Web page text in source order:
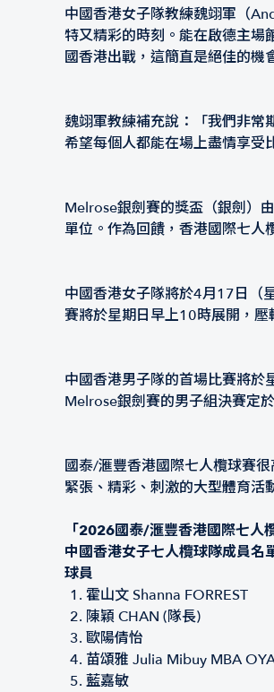
中國香港女子隊教練魏翊軍（
特又精彩的時刻。能在啟德主場
國香港出戰，這簡直是絕佳的機
魏翊軍教練補充說：「我們非
希望每個人都能在場上盡情享受
Melrose銀劍賽的獎盃（銀劍）
單位。作為回饋，香港國際七人
中國香港女子隊將於4月17日（
賽將於星期日早上10時展開，
中國香港男子隊的首場比賽將
Melrose銀劍賽的男子組決賽定
國泰/滙豐香港國際七人欖球賽
緊張、精彩、刺激的大型體育活
「2026國泰/滙豐香港國際七人
中國香港女子七人欖球隊成員名
球員
霍山文 Shanna FORREST
陳穎 CHAN (隊長)
歐陽倩怡
苗頌雅 Julia Mibuy MBA
藍嘉敏